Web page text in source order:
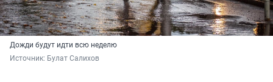
Дожди будут идти всю неделю
Источник: Булат Салихов